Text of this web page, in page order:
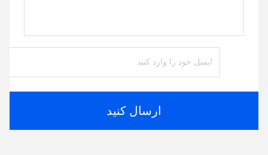
ارسال کنید